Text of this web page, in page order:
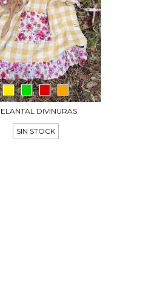
DIVINURAS
SIN STOCK